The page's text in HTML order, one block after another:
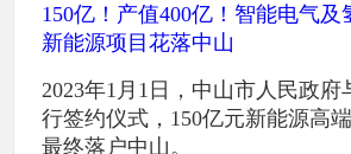
150亿！产值400亿！智能电气及
新能源项目花落中山
2023年1月1日，中山市人民政府
行签约仪式，150亿元新能源高
最终落户中山。